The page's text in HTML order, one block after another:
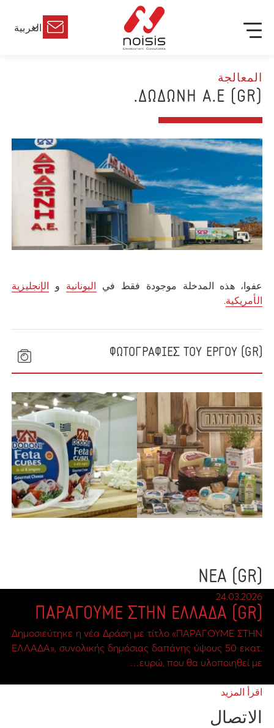
العربية
المعالجة
(GR) ΔΩΔΩΝΗ Α.Ε.
عفوا، هذه المدخلة موجودة فقط في اليونانية و الإنجليزية
الأمريكية.
(GR) ΦΩΤΟΓΡΑΦΙΕΣ ΤΟΥ ΕΡΓΟΥ
(GR) ΝΕΑ
24.03.2026
(GR) ΠΑΡΑΓΟΥΜΕ ΣΤΗΝ ΕΛΛΑΔΑ
Δημοσιεύτηκε η νέα Δράση με τίτλο «ΠΑΡΑΓΟΥΜΕ ΣΤΗΝ
ΕΛΛΑΔΑ», συνολικής δημόσιας δαπάνης ύψους 50 εκατ.
ευρώ, που θα υλοποιηθεί με…
اقرأ المزيد
الاتصال